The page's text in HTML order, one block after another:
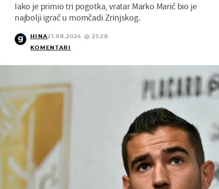
Iako je primio tri pogotka, vratar Marko Marić bio je
najbolji igrač u momčadi Zrinjskog.
HINA21.08.2024 @ 21:28
KOMENTARI